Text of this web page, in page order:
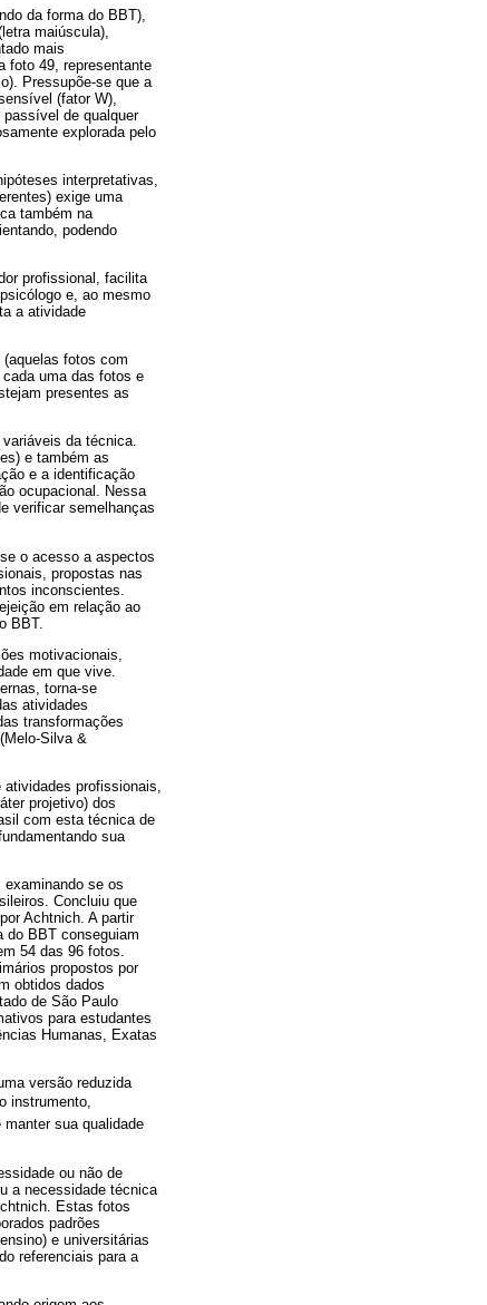
da forma do BBT),
maiúscula),
mais
foto 49, representante
Pressupõe-se que a
(fator W),
de qualquer
explorada pelo
interpretativas,
exige uma
também na
podendo
profissional, facilita
e, ao mesmo
a atividade
fotos com
uma das fotos e
presentes as
da técnica.
e também as
e a identificação
ocupacional. Nessa
verificar semelhanças
o acesso a aspectos
propostas nas
inconscientes.
em relação ao
BBT.
motivacionais,
em que vive.
torna-se
atividades
transformações
Silva &
profissionais,
projetivo) dos
com esta técnica de
sua
se os
Concluiu que
Achtnich. A partir
do BBT conseguiam
54 das 96 fotos.
propostos por
obtidos dados
de São Paulo
para estudantes
Humanas, Exatas
versão reduzida
instrumento,
sua qualidade
ou não de
a necessidade técnica
Estas fotos
padrões
e universitárias
referenciais para a